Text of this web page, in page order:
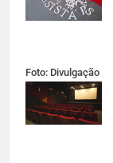
Foto: Divulgação